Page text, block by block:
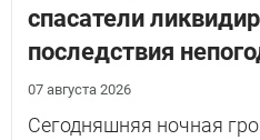
спасатели
последствия
07 августа 2026
Сегодняшняя ночная